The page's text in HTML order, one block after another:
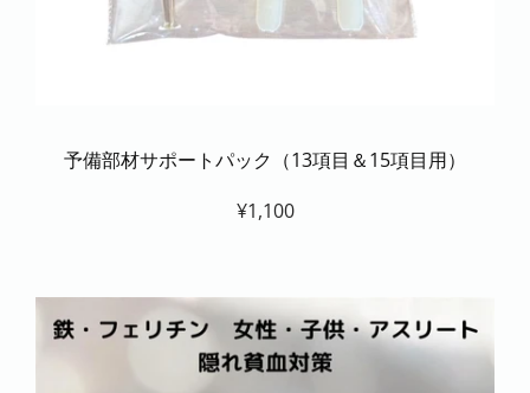
予備部材サポートパック（13項目＆15項目用）
¥1,100